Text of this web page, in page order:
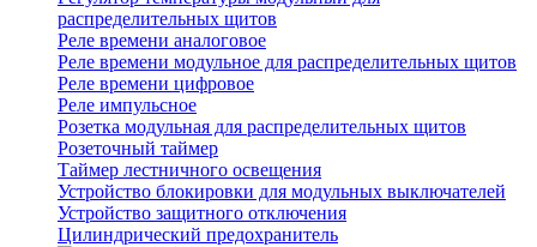
распределительных щитов
Реле времени аналоговое
Реле времени модульное для распределительных щитов
Реле времени цифровое
Реле импульсное
Розетка модульная для распределительных щитов
Розеточный таймер
Таймер лестничного освещения
Устройство блокировки для модульных выключателей
Устройство защитного отключения
Цилиндрический предохранитель